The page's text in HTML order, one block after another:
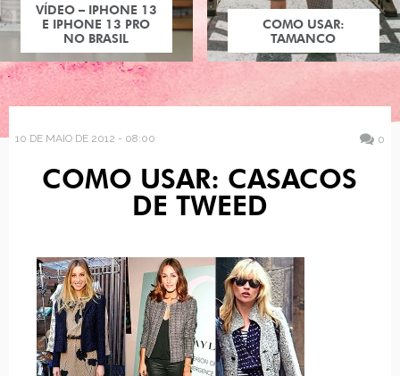
VÍDEO – IPHONE 13
E IPHONE 13 PRO
NO BRASIL
COMO USAR:
TAMANCO
10 DE MAIO DE 2012 - 08:00 0
COMO USAR: CASACOS
DE TWEED